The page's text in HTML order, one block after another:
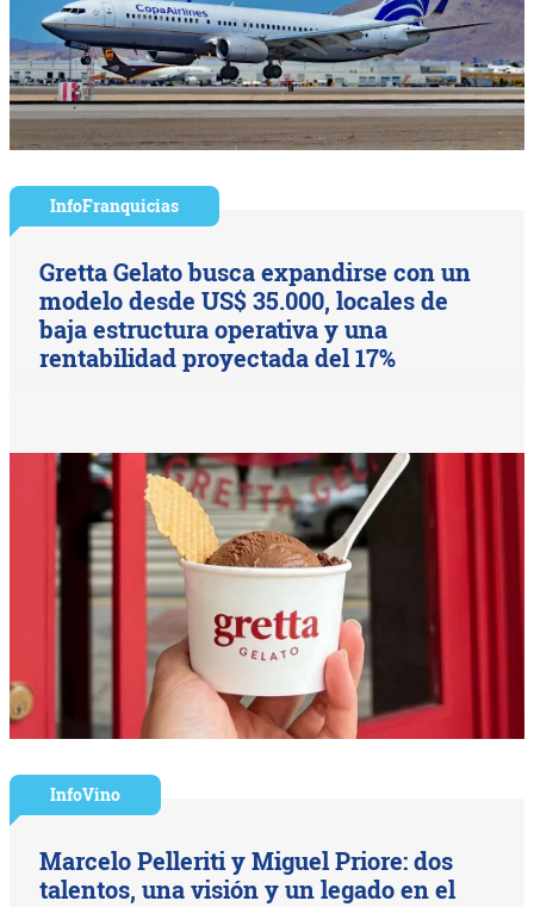
InfoFranquicias
Gretta Gelato busca expandirse con un
modelo desde US$ 35.000, locales de
baja estructura operativa y una
rentabilidad proyectada del 17%
InfoVino
Marcelo Pelleriti y Miguel Priore: dos
talentos, una visión y un legado en el